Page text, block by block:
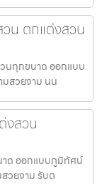
น ตกแต่งสวน
นทุกขนาด ออกแบบ
สวยงาม นน
งสวน
ด ออกแบบภูมิทัศน์
วยงาม รับต